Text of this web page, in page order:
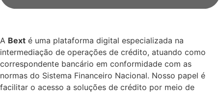
A Bext é uma plataforma digital especializada na
intermediação de operações de crédito, atuando como
correspondente bancário em conformidade com as
normas do Sistema Financeiro Nacional. Nosso papel é
facilitar o acesso a soluções de crédito por meio de